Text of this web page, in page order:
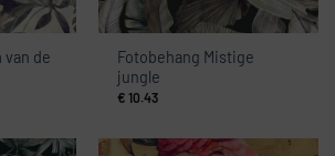
van de
Fotobehang Mistige
jungle
€ 10.43